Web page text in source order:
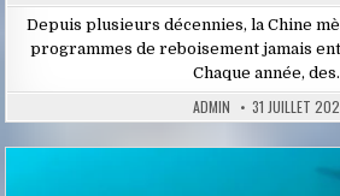
Depuis plusieurs décennies, la Chine
programmes de reboisement jamais
Chaque année,
ADMIN 31 JUILLET